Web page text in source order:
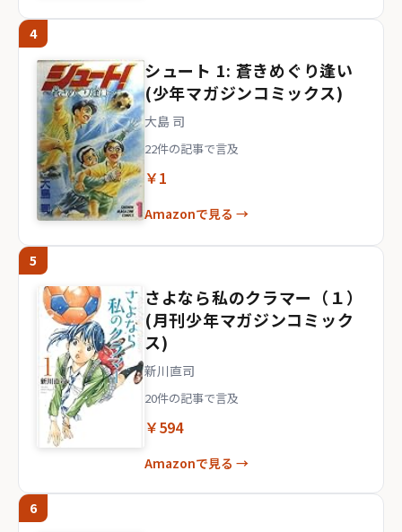
4
シュート 1: 蒼きめぐり逢い
(少年マガジンコミックス)
大島 司
22件の記事で言及
￥1
Amazonで見る →
5
さよなら私のクラマー（１）
(月刊少年マガジンコミック
ス)
新川直司
20件の記事で言及
￥594
Amazonで見る →
6